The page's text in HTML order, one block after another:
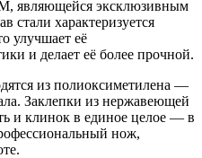
являющейся эксклюзивным
стали характеризуется
улучшает её
и делает её более прочной.
из полиоксиметилена —
Заклепки из нержавеющей
и клинок в единое целое — в
нож,